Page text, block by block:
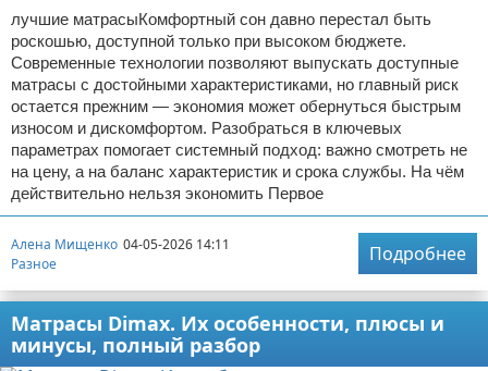
лучшие матрасыКомфортный сон давно перестал быть
роскошью, доступной только при высоком бюджете.
Современные технологии позволяют выпускать доступные
матрасы с достойными характеристиками, но главный риск
остается прежним — экономия может обернуться быстрым
износом и дискомфортом. Разобраться в ключевых
параметрах помогает системный подход: важно смотреть не
на цену, а на баланс характеристик и срока службы. На чём
действительно нельзя экономить Первое
Алена Мищенко 04-05-2026 14:11
Разное
Подробнее
Матрасы Dimax. Их особенности, плюсы и
минусы, полный разбор